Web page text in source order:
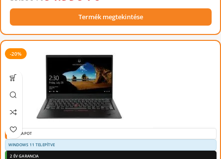
Termék megtekintése
-20%
JÓ ÁLLAPOT
WINDOWS 11 TELEPÍTVE
2 ÉV GARANCIA